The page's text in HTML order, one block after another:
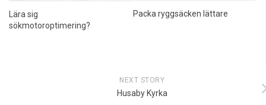
Lära sig
sökmotoroptimering?
Packa ryggsäcken lättare
NEXT STORY
Husaby Kyrka